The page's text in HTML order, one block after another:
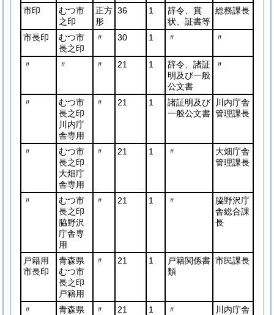
市印
むつ市
之印
正方
形
36 1
辞令、賞
状、証書等
総務課長
市長印
むつ市
長之印
〃 30 1 〃 〃
〃 〃 〃 21 1
辞令、諸証
明及び一般
公文書
〃
〃
むつ市
長之印
川内庁
舎専用
〃 21 1
諸証明及び
一般公文書
川内庁舎
管理課長
〃
むつ市
長之印
大畑庁
舎専用
〃 21 1 〃
大畑庁舎
管理課長
〃
むつ市
長之印
脇野沢
庁舎専
用
〃 21 1 〃
脇野沢庁
舎総合課
長
戸籍用
市長印
青森県
むつ市
長之印
戸籍用
〃 21 1
戸籍関係書
類
市民課長
〃
青森県
〃 21 1 〃
川内庁舎